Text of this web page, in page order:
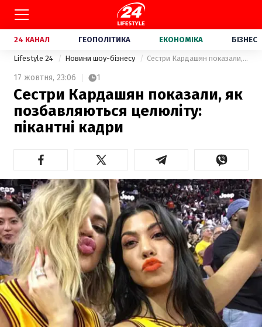
24 КАНАЛ ГЕОПОЛІТИКА ЕКОНОМІКА БІЗНЕС
Lifestyle 24 Новини шоу-бізнесу Сестри Кардашян показали, як позбавляються целюліту: пікантні кадри
17 жовтня, 23:06 1
Сестри Кардашян показали, як
позбавляються целюліту:
пікантні кадри